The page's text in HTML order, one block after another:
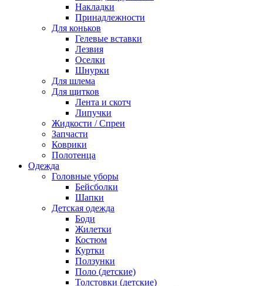
Накладки
Принадлежности
Для коньков
Гелевые вставки
Лезвия
Оселки
Шнурки
Для шлема
Для щитков
Лента и скотч
Липучки
Жидкости / Спреи
Запчасти
Коврики
Полотенца
Одежда
Головные уборы
Бейсболки
Шапки
Детская одежда
Боди
Жилетки
Костюм
Куртки
Ползунки
Поло (детские)
Толстовки (детские)